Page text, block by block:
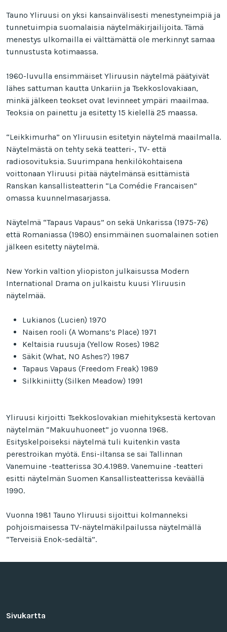
Tauno Yliruusi on yksi kansainvälisesti menestyneimpiä ja
tunnetuimpia suomalaisia näytelmäkirjailijoita. Tämä
menestys ulkomailla ei välttämättä ole merkinnyt samaa
tunnustusta kotimaassa.
1960-luvulla ensimmäiset Yliruusin näytelmä päätyivät
lähes sattuman kautta Unkariin ja Tsekkoslovakiaan,
minkä jälkeen teokset ovat levinneet ympäri maailmaa.
Teoksia on painettu ja esitetty 15 kielellä 25 maassa.
“Leikkimurha” on Yliruusin esitetyin näytelmä maailmalla.
Näytelmästä on tehty sekä teatteri-, TV- että
radiosovituksia. Suurimpana henkilökohtaisena
voittonaan Yliruusi pitää näytelmänsä esittämistä
Ranskan kansallisteatterin “La Comédie Francaisen”
omassa kuunnelmasarjassa.
Näytelmä “Tapaus Vapaus” on sekä Unkarissa (1975-76)
että Romaniassa (1980) ensimmäinen suomalainen sotien
jälkeen esitetty näytelmä.
New Yorkin valtion yliopiston julkaisussa Modern
International Drama on julkaistu kuusi Yliruusin
näytelmää.
Lukianos (Lucien) 1970
Naisen rooli (A Womans’s Place) 1971
Keltaisia ruusuja (Yellow Roses) 1982
Säkit (What, NO Ashes?) 1987
Tapaus Vapaus (Freedom Freak) 1989
Silkkiniitty (Silken Meadow) 1991
Yliruusi kirjoitti Tsekkoslovakian miehityksestä kertovan
näytelmän “Makuuhuoneet” jo vuonna 1968.
Esityskelpoiseksi näytelmä tuli kuitenkin vasta
perestroikan myötä. Ensi-iltansa se sai Tallinnan
Vanemuine -teatterissa 30.4.1989. Vanemuine -teatteri
esitti näytelmän Suomen Kansallisteatterissa keväällä
1990.
Vuonna 1981 Tauno Yliruusi sijoittui kolmanneksi
pohjoismaisessa TV-näytelmäkilpailussa näytelmällä
“Terveisiä Enok-sedältä”.
Sivukartta